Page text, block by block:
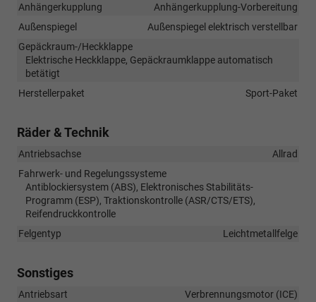
Anhängerkupplung
Anhängerkupplung-Vorbereitung
Außenspiegel
Außenspiegel elektrisch verstellbar
Gepäckraum-/Heckklappe
Elektrische Heckklappe, Gepäckraumklappe automatisch
betätigt
Herstellerpaket
Sport-Paket
Räder & Technik
Antriebsachse
Allrad
Fahrwerk- und Regelungssysteme
Antiblockiersystem (ABS), Elektronisches Stabilitäts-
Programm (ESP), Traktionskontrolle (ASR/CTS/ETS),
Reifendruckkontrolle
Felgentyp
Leichtmetallfelge
Sonstiges
Antriebsart Verbrennungsmotor (ICE)